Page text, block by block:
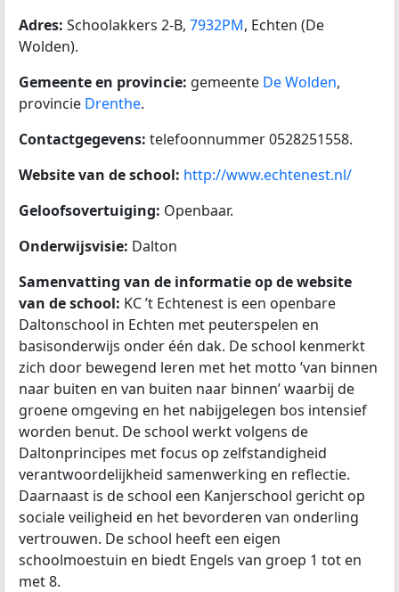
Adres: Schoolakkers 2-B, 7932PM, Echten (De
Wolden).
Gemeente en provincie: gemeente De Wolden,
provincie Drenthe.
Contactgegevens: telefoonnummer 0528251558.
Website van de school: http://www.echtenest.nl/
Geloofsovertuiging: Openbaar.
Onderwijsvisie: Dalton
Samenvatting van de informatie op de website
van de school: KC ’t Echtenest is een openbare
Daltonschool in Echten met peuterspelen en
basisonderwijs onder één dak. De school kenmerkt
zich door bewegend leren met het motto ’van binnen
naar buiten en van buiten naar binnen’ waarbij de
groene omgeving en het nabijgelegen bos intensief
worden benut. De school werkt volgens de
Daltonprincipes met focus op zelfstandigheid
verantwoordelijkheid samenwerking en reflectie.
Daarnaast is de school een Kanjerschool gericht op
sociale veiligheid en het bevorderen van onderling
vertrouwen. De school heeft een eigen
schoolmoestuin en biedt Engels van groep 1 tot en
met 8.